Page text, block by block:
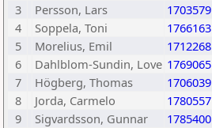
3
Persson, Lars 1703579
4
Soppela, Toni 1766163
5
Morelius, Emil 1712268
6
Dahlblom-Sundin, Love 1769065
7
Högberg, Thomas 1706039
8
Jorda, Carmelo 1780557
9
Sigvardsson, Gunnar 1785400